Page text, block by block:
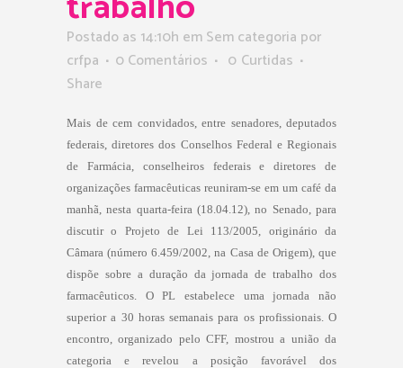
Postado as 14:10h em Sem categoria por
crfpa
0 Comentários 0 Curtidas
Share
Mais de cem convidados, entre senadores, deputados
federais, diretores dos Conselhos Federal e Regionais
de Farmácia, conselheiros federais e diretores de
organizações farmacêuticas reuniram-se em um café da
manhã, nesta quarta-feira (18.04.12), no Senado, para
discutir o Projeto de Lei 113/2005, originário da
Câmara (número 6.459/2002, na Casa de Origem), que
dispõe sobre a duração da jornada de trabalho dos
farmacêuticos. O PL estabelece uma jornada não
superior a 30 horas semanais para os profissionais. O
encontro, organizado pelo CFF, mostrou a união da
categoria e revelou a posição favorável dos